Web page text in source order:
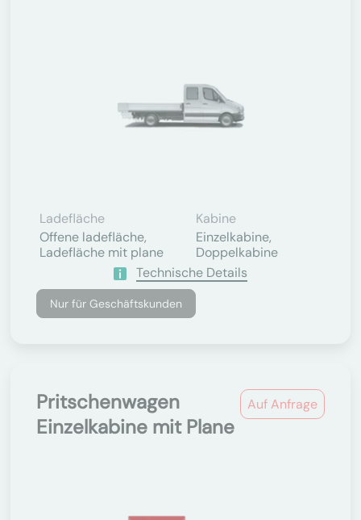
Ladefläche
Offene ladefläche,
Ladefläche mit plane
Kabine
Einzelkabine,
Doppelkabine
Technische Details
Nur für Geschäftskunden
Auf Anfrage
Pritschenwagen
Einzelkabine mit Plane